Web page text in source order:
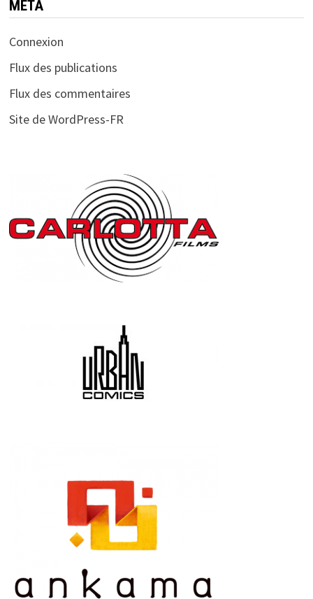
MÉTA
Connexion
Flux des publications
Flux des commentaires
Site de WordPress-FR